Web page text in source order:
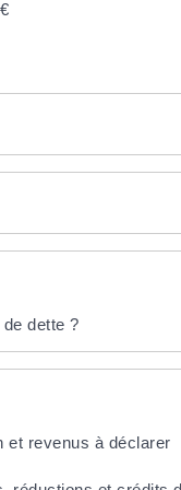
dette ?
et revenus à déclarer